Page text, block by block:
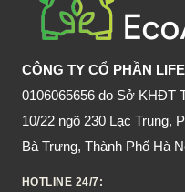
CÔNG TY CỔ PHẦN
0106065656 do Sở KHĐT
10/22 ngõ 230 Lạc Trung,
Bà Trưng, Thành Phố Hà
HOTLINE 24/7: